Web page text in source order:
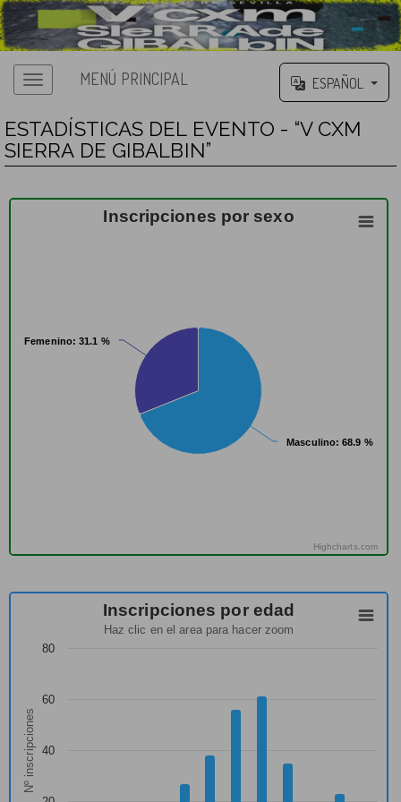
MENÚ PRINCIPAL ESPAÑOL
ESTADÍSTICAS DEL EVENTO - “V CXM
SIERRA DE GIBALBIN”
Inscripciones por sexo
Masculino: 68.9 %
Masculino: 68.9 %
Femenino: 31.1 %
Femenino: 31.1 %
Highcharts.com
Nº inscripciones
Inscripciones por edad
Haz clic en el area para hacer zoom
40
60
80